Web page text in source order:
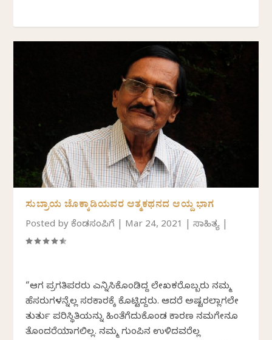
ಸುಬ್ರಾಯ ಚೊಕ್ಕಾಡಿಯವರ ಆತ್ಮಕಥನದ ಆಯ್ದ ಭಾಗ
Posted byಕೆಂಡಸಂಪಿಗೆ Mar 24, 2021 |ಸಾಹಿತ್ಯ
“ಆಗ ಪ್ರಗತಿಪರರು ಎನ್ನಿಸಿಕೊಂಡಿದ್ದ ಲೇಖಕರೊಬ್ಬರು ನಮ್ಮ
ಹೆಸರುಗಳನ್ನೆಲ್ಲ ಸರಕಾರಕ್ಕೆ ಕೊಟ್ಟಿದ್ದರು. ಆದರೆ ಅಷ್ಟರಲ್ಲಾಗಲೇ
ತುರ್ತು ಪರಿಸ್ಥಿತಿಯನ್ನು ಹಿಂತೆಗೆದುಕೊಂಡ ಕಾರಣ ನಮಗೇನೂ
ತೊಂದರೆಯಾಗಲಿಲ್ಲ. ನಮ್ಮ ಗುಂಪಿನ ಉಳಿದವರೆಲ್ಲ